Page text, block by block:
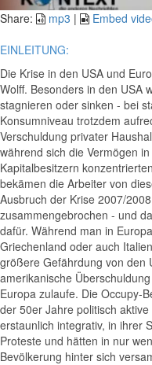
Share: mp3 |
Embed
EINLEITUNG:
Die Krise in den USA und
Wolff. Besonders in den USA
stagnieren oder sinken - bei
Konsumniveau trotzdem
Verschuldung privater
während sich die Vermögen
Kapitalbesitzern
bekämen die Arbeiter von
Ausbruch der Krise 2007/
zusammengebrochen - und
dafür. Während man in
Griechenland oder auch
größere Gefährdung von den
amerikanische
Europa zulaufe. Die Occupy-
der 50er Jahre politisch
erstaunlich integrativ, in ihrer
Proteste und hätten in nur
Bevölkerung hinter sich